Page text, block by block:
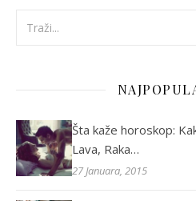
Šta kaže horoskop:
Lava, Raka…
27 Januara, 2015